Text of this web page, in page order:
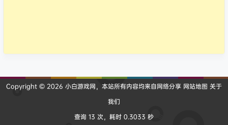
Copyright © 2026 小白游戏网，本站所有内容均来自网络分享 网站地图 关于
我们
查询 13 次，耗时 0.3033 秒